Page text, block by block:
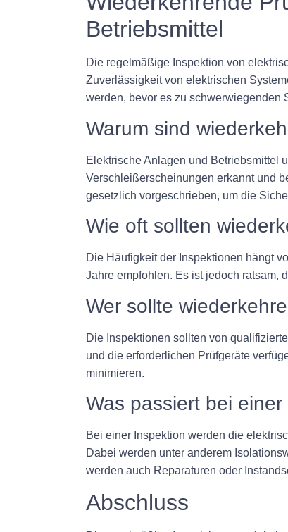
Betriebsmittel
Die regelmäßige Inspektion von
Zuverlässigkeit von elektrischen
werden, bevor es zu schwerwiegenden
Warum sind
Elektrische Anlagen und Betriebsmittel
Verschleißerscheinungen erkannt und
gesetzlich vorgeschrieben, um die
Wie oft sollten
Die Häufigkeit der Inspektionen hängt
Jahre empfohlen. Es ist jedoch ratsam,
Wer sollte
Die Inspektionen sollten von
und die erforderlichen Prüfgeräte
minimieren.
Was passiert bei
Bei einer Inspektion werden die
Dabei werden unter anderem
werden auch Reparaturen oder
Abschluss